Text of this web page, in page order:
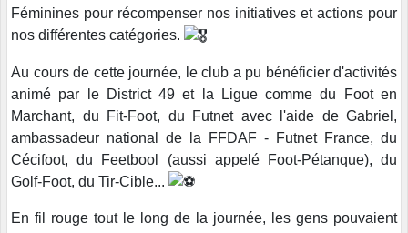
Féminines pour récompenser nos initiatives et actions pour
nos différentes catégories.
Au cours de cette journée, le club a pu bénéficier d'activités
animé par le District 49 et la Ligue comme du Foot en
Marchant, du Fit-Foot, du Futnet avec l'aide de Gabriel,
ambassadeur national de la FFDAF - Futnet France, du
Cécifoot, du Feetbool (aussi appelé Foot-Pétanque), du
Golf-Foot, du Tir-Cible...
En fil rouge tout le long de la journée, les gens pouvaient